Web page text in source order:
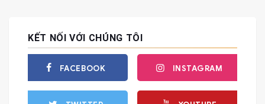
KẾT NỐI VỚI CHÚNG TÔI
FACEBOOK INSTAGRAM